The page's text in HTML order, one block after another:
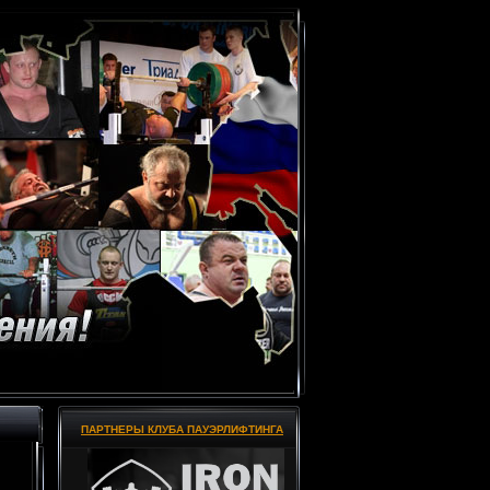
ПАРТНЕРЫ КЛУБА ПАУЭРЛИФТИНГА